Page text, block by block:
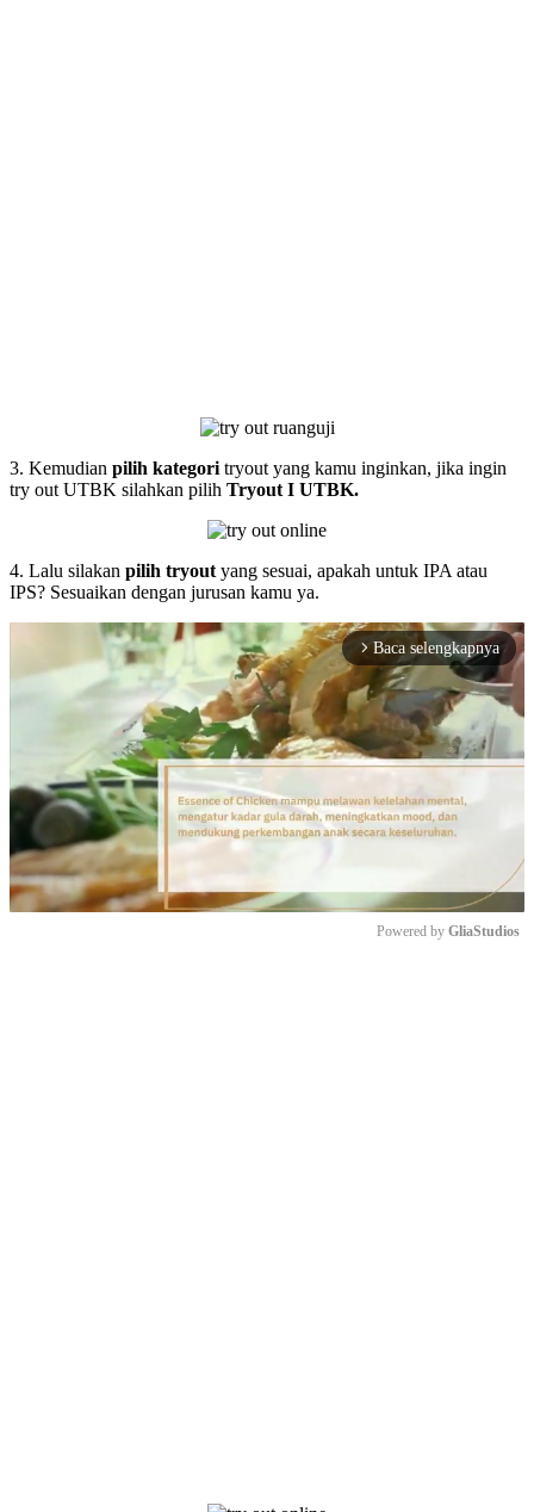
3. Kemudian pilih kategori tryout yang kamu inginkan, jika ingin
try out UTBK silahkan pilih Tryout I UTBK.
4. Lalu silakan pilih tryout yang sesuai, apakah untuk IPA atau
IPS? Sesuaikan dengan jurusan kamu ya.
arrow_forward_ios Baca selengkapnya
Powered by GliaStudios